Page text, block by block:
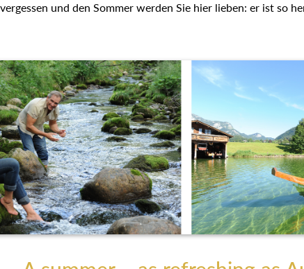
und den Sommer werden Sie hier lieben: er ist so